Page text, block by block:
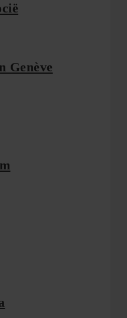
Genève